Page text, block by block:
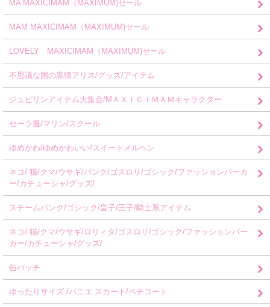
MA MAXICIMAM（MAXIMUM)セール
MAM MAXICIMAM（MAXIMUM)セール
LOVELY MAXICIMAM（MAXIMUM)セール
不思議な国の黒猫アリス/グッズ/アイテム
ジュピリンアイテム大集合/MＡＸＩＣＩＭＡＭキャラクター
セーラ服/マリン/スクール
ゆめかわ/ゆめかわいい/スイートメルヘン
ネコ/ 猫/クマ/ウサギ/パンク/ゴスロリ/ゴシック/ファッションパーカ
ー/カチューシャ/グッズ/
スチームパンク/ゴシック/皇子/王子/騎士系アイテム
ネコ/ 猫/クマ/ウサギ/ロリィタ/ゴスロリ/ゴシック/ファッションパー
カー/カチューシャ/グッズ/
缶バッチ
ゆったりサイズ /パニエ スカート/ペチコート